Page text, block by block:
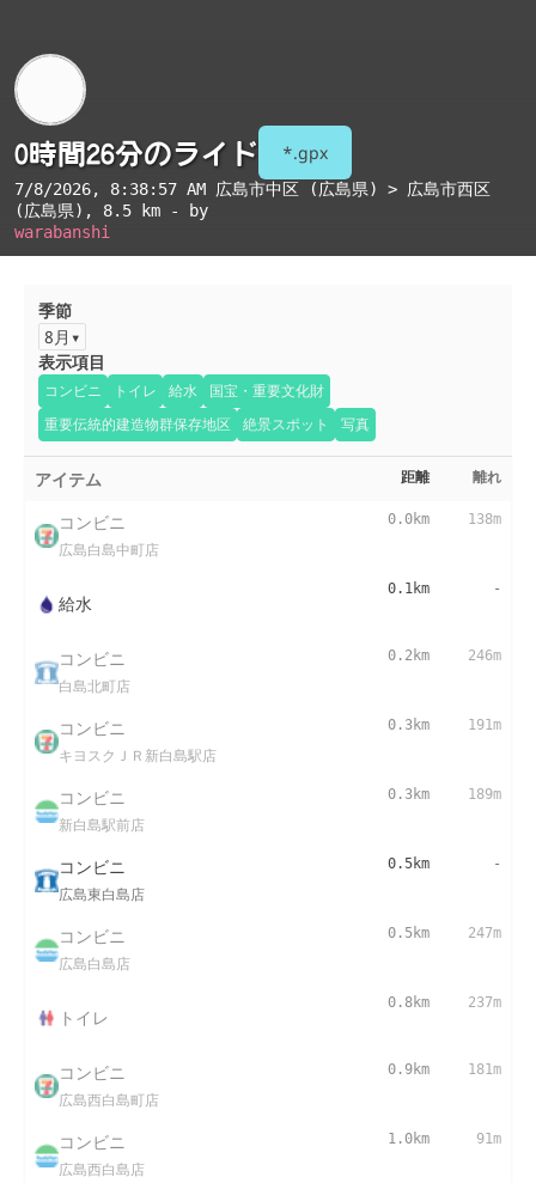
0時間26分のライド *.gpx
7/8/2026, 8:38:57 AM 広島市中区 (広島県) > 広島市西区
(広島県) , 8.5 km - by
warabanshi
季節
8月
表示項目
コンビニ トイレ 給水
国宝・重要文化財
重要伝統的建造物群保存地区
絶景スポット 写真
アイテム 距離 離れ
コンビニ
広島白島中町店
0.0km 138m
給水
0.1km -
コンビニ
白島北町店
0.2km 246m
コンビニ
キヨスクＪＲ新白島駅店
0.3km 191m
コンビニ
新白島駅前店
0.3km 189m
コンビニ
広島東白島店
0.5km -
コンビニ
広島白島店
0.5km 247m
トイレ
0.8km 237m
コンビニ
広島西白島町店
0.9km 181m
コンビニ
広島西白島店
1.0km 91m